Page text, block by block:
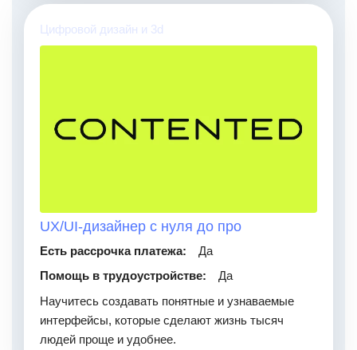
Цифровой дизайн и 3d
UX/UI-дизайнер с нуля до про
Есть рассрочка платежа:
Да
Помощь в трудоустройстве:
Да
Научитесь создавать понятные и узнаваемые
интерфейсы, которые сделают жизнь тысяч
людей проще и удобнее.